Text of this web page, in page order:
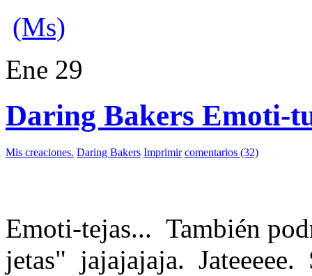
(Ms)
Ene 29
Daring Bakers Emoti-
Mis creaciones. Daring Bakers Imprimir comentarios (32)
Emoti-tejas... También
jetas" jajajajaja. Jateeeee.